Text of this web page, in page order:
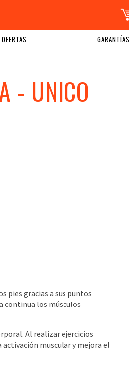
OFERTAS GARANTÍAS
- UNICO
pies gracias a sus puntos
continua los músculos
Al realizar ejercicios
muscular y mejora el